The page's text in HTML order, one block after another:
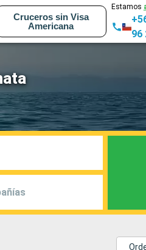
Cruceros sin Visa
Americana
Estamos
96